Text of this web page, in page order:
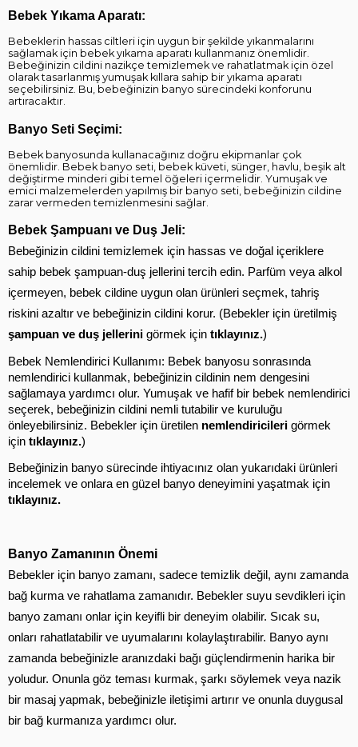
Bebek Yıkama Aparatı:
Bebeklerin hassas ciltleri için uygun bir şekilde yıkanmalarını
sağlamak için bebek yıkama aparatı kullanmanız önemlidir.
Bebeğinizin cildini nazikçe temizlemek ve rahatlatmak için özel
olarak tasarlanmış yumuşak kıllara sahip bir yıkama aparatı
seçebilirsiniz. Bu, bebeğinizin banyo sürecindeki konforunu
artıracaktır.
Banyo Seti Seçimi:
Bebek banyosunda kullanacağınız doğru ekipmanlar çok
önemlidir. Bebek banyo seti, bebek küveti, sünger, havlu, beşik alt
değiştirme minderi gibi temel öğeleri içermelidir. Yumuşak ve
emici malzemelerden yapılmış bir banyo seti, bebeğinizin cildine
zarar vermeden temizlenmesini sağlar.
Bebek Şampuanı ve Duş Jeli:
Bebeğinizin cildini temizlemek için hassas ve doğal içeriklere
sahip bebek şampuan-duş jellerini tercih edin. Parfüm veya alkol
içermeyen, bebek cildine uygun olan ürünleri seçmek, tahriş
şampuan ve duş jellerini görmek için tıklayınız.)
Bebek Nemlendirici Kullanımı: Bebek banyosu sonrasında
nemlendirici kullanmak, bebeğinizin cildinin nem dengesini
sağlamaya yardımcı olur. Yumuşak ve hafif bir bebek nemlendirici
seçerek, bebeğinizin cildini nemli tutabilir ve kuruluğu
önleyebilirsiniz. Bebekler için üretilen nemlendiricileri görmek
için tıklayınız.)
Bebeğinizin banyo sürecinde ihtiyacınız olan yukarıdaki ürünleri
tıklayınız.
Banyo Zamanının Önemi
Bebekler için banyo zamanı, sadece temizlik değil, aynı zamanda
bağ kurma ve rahatlama zamanıdır. Bebekler suyu sevdikleri için
banyo zamanı onlar için keyifli bir deneyim olabilir. Sıcak su,
onları rahatlatabilir ve uyumalarını kolaylaştırabilir. Banyo aynı
zamanda bebeğinizle aranızdaki bağı güçlendirmenin harika bir
yoludur. Onunla göz teması kurmak, şarkı söylemek veya nazik
bir masaj yapmak, bebeğinizle iletişimi artırır ve onunla duygusal
bir bağ kurmanıza yardımcı olur.